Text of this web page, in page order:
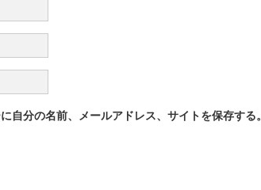
自分の名前、メールアドレス、サイトを保存する。